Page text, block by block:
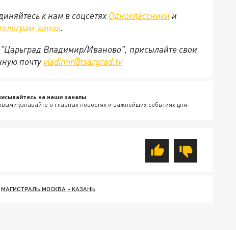
к нам в соцсетях Одноклассники и
канал.
Владимир/Иваново", присылайте свои
почту vladimir@tsargrad.tv
на наши каналы
узнавайте о главных новостях и важнейших событиях дня.
МАГИСТРАЛЬ МОСКВА - КАЗАНЬ